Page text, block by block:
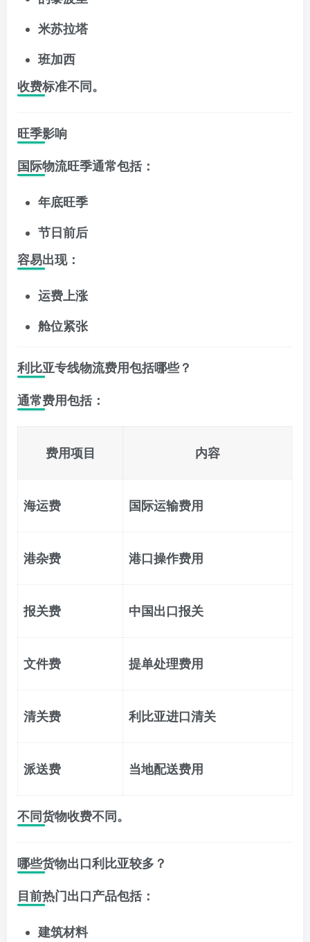
米苏拉塔
班加西
收费标准不同。
旺季影响
国际物流旺季通常包括：
年底旺季
节日前后
容易出现：
运费上涨
舱位紧张
利比亚专线物流费用包括哪些？
通常费用包括：
费用项目 内容
海运费 国际运输费用
港杂费 港口操作费用
报关费 中国出口报关
文件费 提单处理费用
清关费 利比亚进口清关
派送费 当地配送费用
不同货物收费不同。
哪些货物出口利比亚较多？
目前热门出口产品包括：
建筑材料